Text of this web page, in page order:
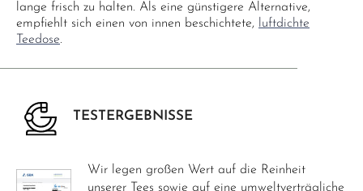
lange frisch zu halten. Als eine günstigere Alternative,
empfiehlt sich einen von innen beschichtete,
luftdichte
Teedose.
TESTERGEBNISSE
Wir legen großen Wert auf die Reinheit
unserer Tees sowie auf eine umweltverträgliche